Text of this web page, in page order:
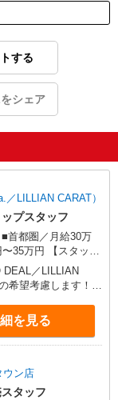
する
シェア
LILLIAN CARAT）
プスタッフ
■首都圏／月給30万
【スタッ
円〜40万円 ■大阪／
都、兵庫、愛知、岐
35万円 ■他エリア／
加支給 首都圏エリ
京都、兵庫、愛知、
（首都圏：店長候
DEAL／LILLIAN
希望考慮します！※
、兵庫、京都、和
、長崎、宮崎、熊
【COCO
ミネ大宮店／ルミ
ネ町田店／池袋
を見る
ン店
タッフ